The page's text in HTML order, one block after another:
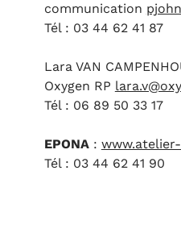
communication
Tél : 03 44 62 41 87
Lara VAN
Oxygen RP
Tél : 06 89 50 33 17
EPONA :
Tél : 03 44 62 41 90